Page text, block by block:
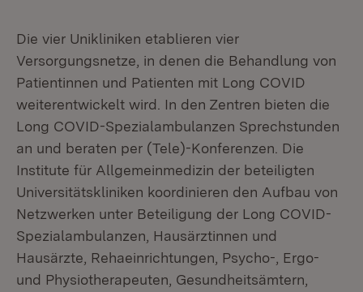
Die vier Unikliniken etablieren vier
Versorgungsnetze, in denen die Behandlung von
Patientinnen und Patienten mit Long COVID
weiterentwickelt wird. In den Zentren bieten die
Long COVID-Spezialambulanzen Sprechstunden
an und beraten per (Tele)-Konferenzen. Die
Institute für Allgemeinmedizin der beteiligten
Universitätskliniken koordinieren den Aufbau von
Netzwerken unter Beteiligung der Long COVID-
Spezialambulanzen, Hausärztinnen und
Hausärzte, Rehaeinrichtungen, Psycho-, Ergo-
und Physiotherapeuten, Gesundheitsämtern,